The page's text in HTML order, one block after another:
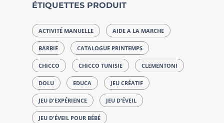
ÉTIQUETTES PRODUIT
ACTIVITÉ MANUELLE AIDE A LA MARCHE
BARBIE CATALOGUE PRINTEMPS
CHICCO CHICCO TUNISIE CLEMENTONI
DOLU EDUCA JEU CRÉATIF
JEU D'EXPÉRIENCE JEU D'ÉVEIL
JEU D'ÉVEIL POUR BÉBÉ